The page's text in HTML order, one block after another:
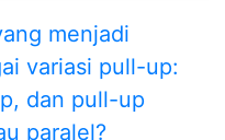
menjadi
variasi pull-up:
dan pull-up
paralel?